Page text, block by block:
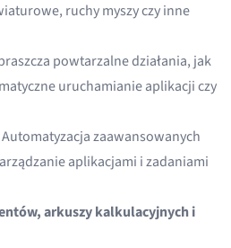
ruchy myszy czy inne
powtarzalne działania, jak
uruchamianie aplikacji czy
Automatyzacja zaawansowanych
aplikacjami i zadaniami
arkuszy kalkulacyjnych i